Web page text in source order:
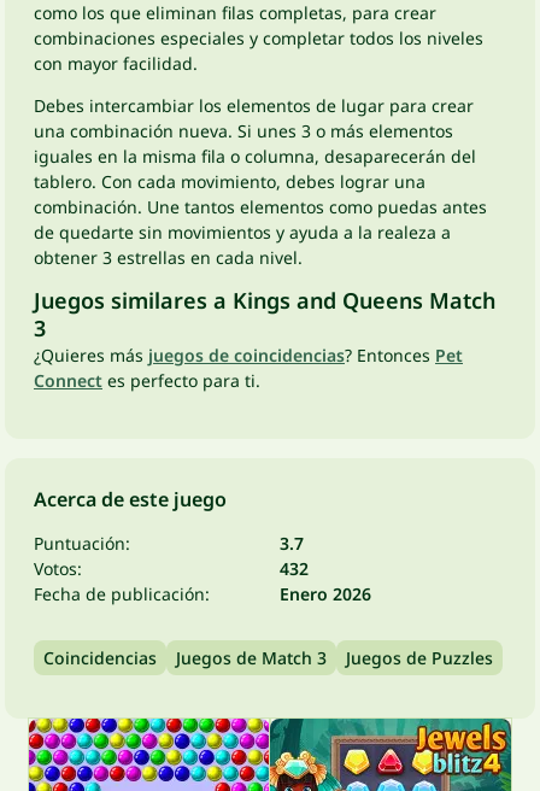
como los que eliminan filas completas, para crear
combinaciones especiales y completar todos los niveles
con mayor facilidad.
Debes intercambiar los elementos de lugar para crear
una combinación nueva. Si unes 3 o más elementos
iguales en la misma fila o columna, desaparecerán del
tablero. Con cada movimiento, debes lograr una
combinación. Une tantos elementos como puedas antes
de quedarte sin movimientos y ayuda a la realeza a
obtener 3 estrellas en cada nivel.
Juegos similares a Kings and Queens Match
3
¿Quieres más juegos de coincidencias? Entonces Pet
Connect es perfecto para ti.
Acerca de este juego
Puntuación:
3.7
Votos:
432
Fecha de publicación:
Enero 2026
Coincidencias Juegos de Match 3 Juegos de Puzzles